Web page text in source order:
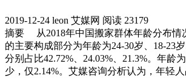
2019-12-24 leon 艾媒网 阅读 23179
摘要 从2018年中国搬家群体年龄分布情
的主要构成部分为年龄为24-30岁、18-23岁
分别占比42.72%、24.03%、21.3%。年龄
少，仅2.14%。艾媒咨询分析认为，年轻